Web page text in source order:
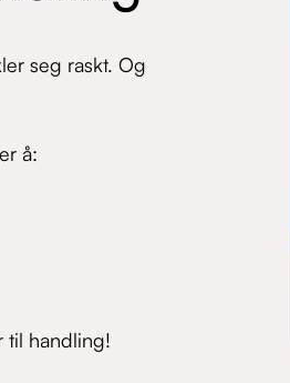
seg raskt. Og
å:
til handling!